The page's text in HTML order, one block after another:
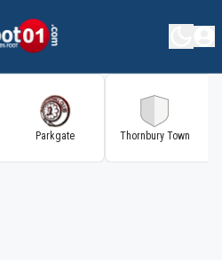
Parkgate Thornbury Town